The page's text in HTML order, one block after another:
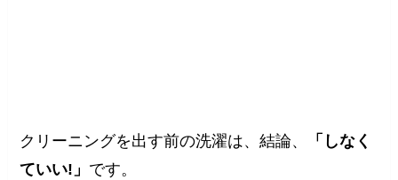
クリーニングを出す前の洗濯は、結論、
「しなく
ていい!」 です。